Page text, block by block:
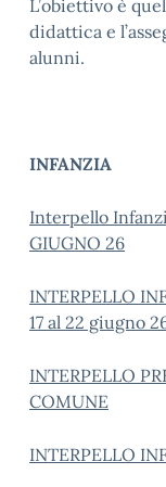
L’obiettivo è
didattica e
alunni.
INFANZIA
Interpello
GIUGNO 26
INTERPELLO
17 al 22 giugno
INTERPELLO
COMUNE
INTERPELLO